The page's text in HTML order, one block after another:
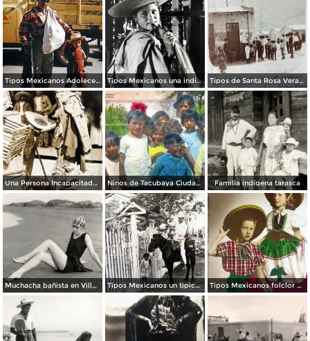
Tipos Mexicanos Adolecente 1961. Tipos Mexicanos una india Huananche. Tipos de Santa Rosa Veracruz. ( Circulada el 11 de Agosto de 1908 ).
Una Persona Incapacitada con su protesis de palo. Ninos de Tacubaya Ciudad de México. Familia indígena tarasca
Muchacha bañista en Villa del Mar Tipos Mexicanos un tipico jarocho.. Tipos Mexicanos folclor Mexicano.